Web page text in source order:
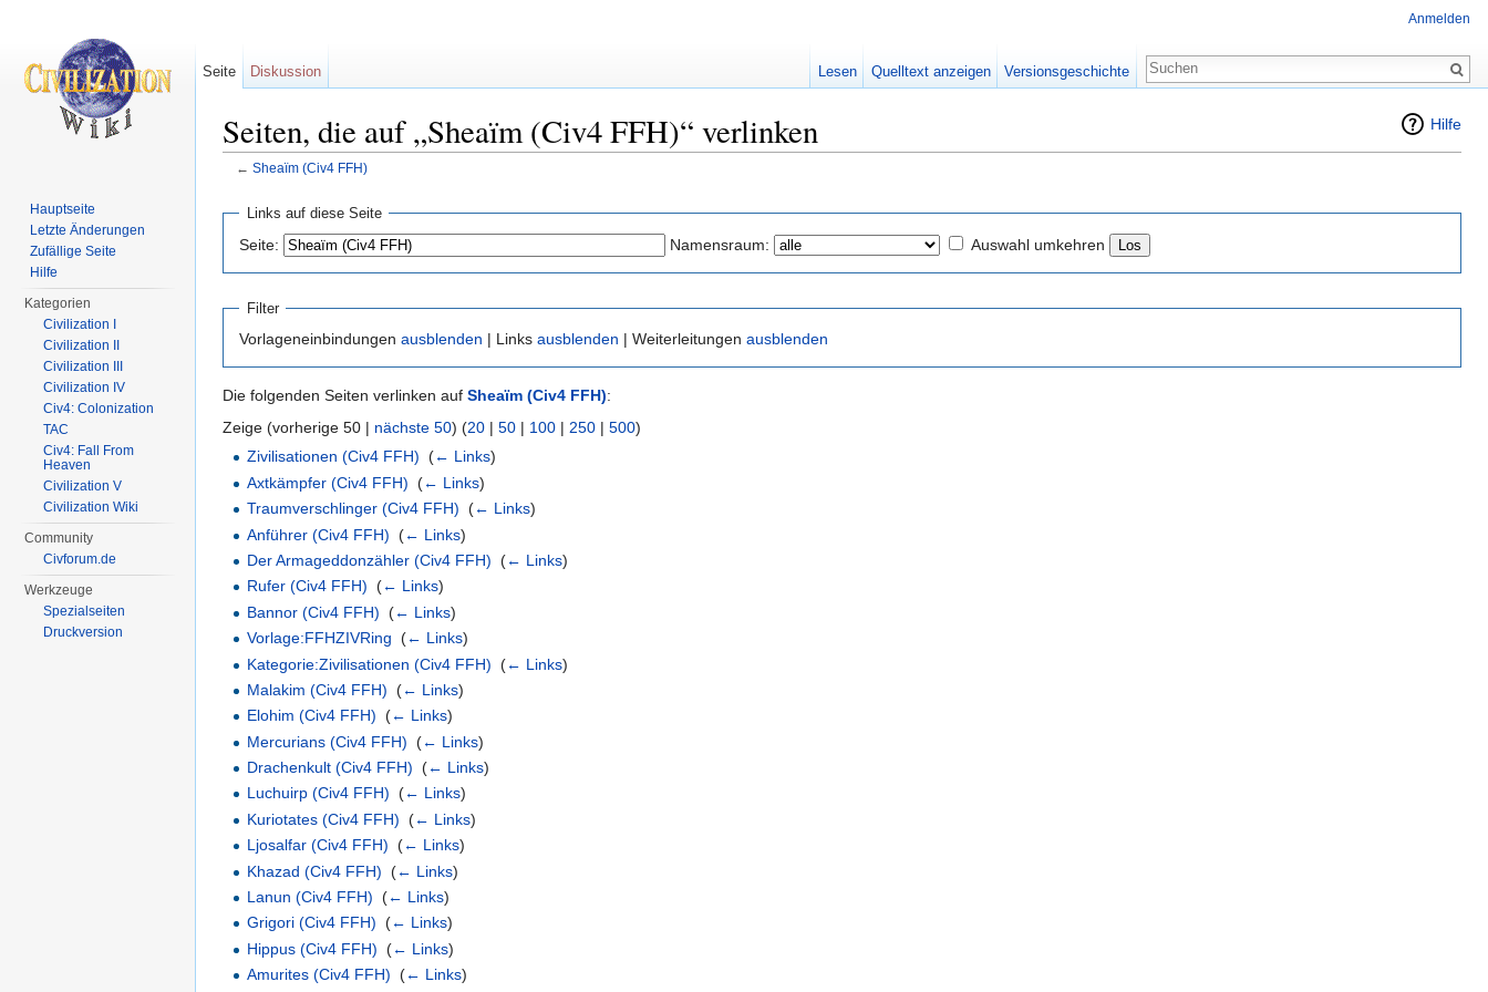
Hilfe
Seiten, die auf „Sheaïm (Civ4 FFH)“ verlinken
← Sheaïm (Civ4 FFH)
Links auf diese Seite
Seite: Namensraum: Auswahl umkehren
Filter
Vorlageneinbindungen ausblenden | Links ausblenden | Weiterleitungen ausblenden
Die folgenden Seiten verlinken auf Sheaïm (Civ4 FFH):
Zeige (vorherige 50 | nächste 50) (20 | 50 | 100 | 250 | 500)
Zivilisationen (Civ4 FFH)
(← Links)
Axtkämpfer (Civ4 FFH)
(← Links)
Traumverschlinger (Civ4 FFH)
(← Links)
Anführer (Civ4 FFH)
(← Links)
Der Armageddonzähler (Civ4 FFH)
(← Links)
Rufer (Civ4 FFH)
(← Links)
Bannor (Civ4 FFH)
(← Links)
Vorlage:FFHZIVRing
(← Links)
Kategorie:Zivilisationen (Civ4 FFH)
(← Links)
Malakim (Civ4 FFH)
(← Links)
Elohim (Civ4 FFH)
(← Links)
Mercurians (Civ4 FFH)
(← Links)
Drachenkult (Civ4 FFH)
(← Links)
Luchuirp (Civ4 FFH)
(← Links)
Kuriotates (Civ4 FFH)
(← Links)
Ljosalfar (Civ4 FFH)
(← Links)
Khazad (Civ4 FFH)
(← Links)
Lanun (Civ4 FFH)
(← Links)
Grigori (Civ4 FFH)
(← Links)
Hippus (Civ4 FFH)
(← Links)
Amurites (Civ4 FFH)
(← Links)
Anmelden
Seite Diskussion Lesen Quelltext anzeigen Versionsgeschichte
Hauptseite
Letzte Änderungen
Zufällige Seite
Hilfe
Kategorien
Civilization I
Civilization II
Civilization III
Civilization IV
Civ4: Colonization
TAC
Civ4: Fall From
Heaven
Civilization V
Civilization Wiki
Community
Civforum.de
Werkzeuge
Spezialseiten
Druckversion